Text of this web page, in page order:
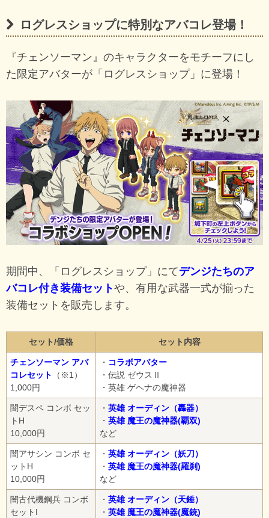
ログレスショップに特別なアバコレ登場！
『チェンソーマン』のキャラクターをモチーフにし
た限定アバターが「ログレスショップ」に登場！
期間中、「ログレスショップ」にてデンジたちのア
バコレ付き装備セットや、有用な武器一式が揃った
装備セットを販売します。
セット/価格 セット内容
チェンソーマン アバ
コレセット
（※1）
1,000円
・ コラボアバター
・伝説 ゼウスⅡ
・英雄 ゲヘナの魔神器
闇デスペ コンボ セッ
トH
10,000円
・ 英雄 オーディン（轟器）
・ 英雄 魔王の魔神器(覇双)
など
闇アサシン コンボ セ
ットH
10,000円
・ 英雄 オーディン（妖刀）
・ 英雄 魔王の魔神器(羅刹)
など
闇古代機鋼兵 コンボ
セットI
・ 英雄 オーディン（天錘）
・ 英雄 魔王の魔神器(魔銃)